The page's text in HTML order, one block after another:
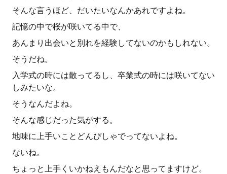
そんな言うほど、だいたいなんかあれですよね。
記憶の中で桜が咲いてる中で、
あんまり出会いと別れを経験してないのかもしれない。
そうだね。
入学式の時には散ってるし、卒業式の時には咲いてない
しみたいな。
そうなんだよね。
そんな感じだった気がする。
地味に上手いことどんぴしゃでってないよね。
ないね。
ちょっと上手くいかねえもんだなと思ってますけど。